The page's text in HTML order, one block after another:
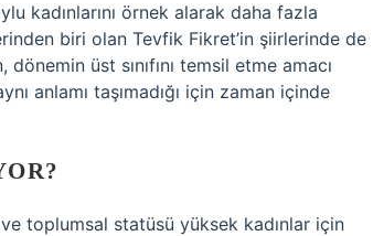
kadınlarını örnek alarak daha fazla
biri olan Tevfik Fikret’in şiirlerinde de
üst sınıfını temsil etme amacı
anlamı taşımadığı için zaman içinde
toplumsal statüsü yüksek kadınlar için